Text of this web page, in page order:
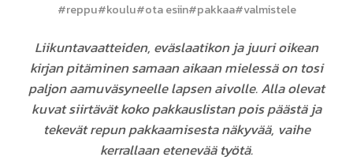
#reppu#koulu#ota esiin#pakkaa#valmistele
Liikuntavaatteiden, eväslaatikon ja juuri oikean
kirjan pitäminen samaan aikaan mielessä on tosi
paljon aamuväsyneelle lapsen aivolle. Alla olevat
kuvat siirtävät koko pakkauslistan pois päästä ja
tekevät repun pakkaamisesta näkyvää, vaihe
kerrallaan etenevää työtä.